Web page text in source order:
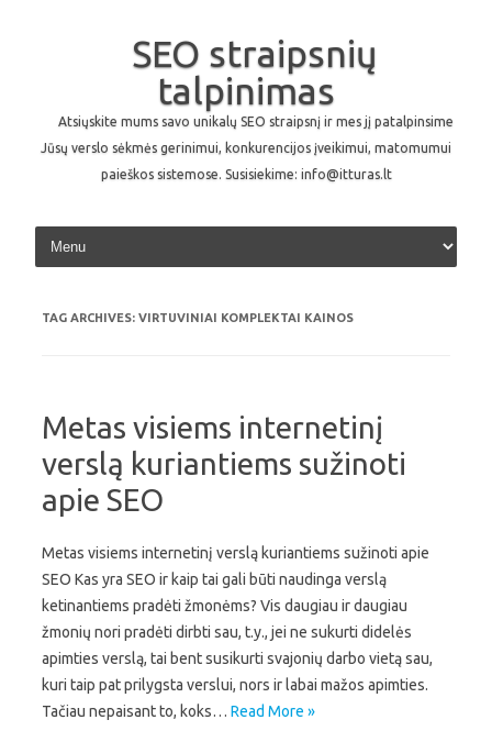
SEO straipsnių
talpinimas
Atsiųskite mums savo unikalų SEO straipsnį ir mes jį patalpinsime
Jūsų verslo sėkmės gerinimui, konkurencijos įveikimui, matomumui
paieškos sistemose. Susisiekime: info@itturas.lt
Skip to content
TAG ARCHIVES: VIRTUVINIAI KOMPLEKTAI KAINOS
Metas visiems internetinį
verslą kuriantiems sužinoti
apie SEO
Metas visiems internetinį verslą kuriantiems sužinoti apie
SEO Kas yra SEO ir kaip tai gali būti naudinga verslą
ketinantiems pradėti žmonėms? Vis daugiau ir daugiau
žmonių nori pradėti dirbti sau, t.y., jei ne sukurti didelės
apimties verslą, tai bent susikurti svajonių darbo vietą sau,
kuri taip pat prilygsta verslui, nors ir labai mažos apimties.
Tačiau nepaisant to, koks… Read More »